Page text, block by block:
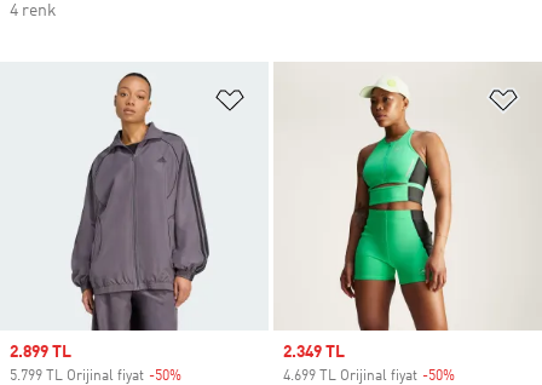
4 renk
Favori Listesine Ekle
Sale price
2.899 TL
5.799 TL Orijinal fiyat -50%
Sale price
2.349 TL
4.699 TL Orijinal fiyat -50%